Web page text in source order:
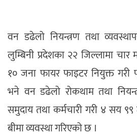
वन डढेलो नियन्त्रण तथा
लुम्बिनी प्रदेशका २२ जिल्लामा
१० जना फायर फाइटर नियुक्त गरी
भने वन डढेलो रोकथाम तथा
समुदाय तथा कर्मचारी गरी ४ सय
बीमा व्यवस्था गरिएको छ ।